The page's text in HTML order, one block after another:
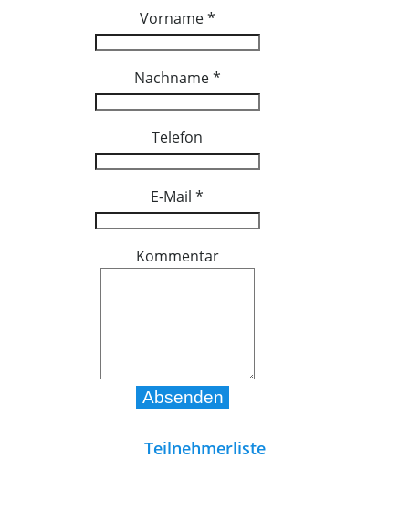
Vorname*
Nachname*
Telefon
E-Mail *
Kommentar
Teilnehmerliste